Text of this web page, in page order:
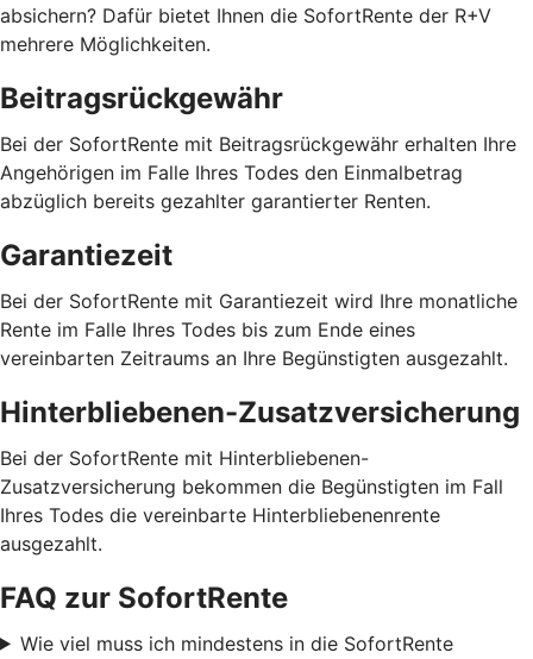
absichern? Dafür bietet Ihnen die SofortRente der R+V
mehrere Möglichkeiten.
Beitragsrückgewähr
Bei der SofortRente mit Beitragsrückgewähr erhalten Ihre
Angehörigen im Falle Ihres Todes den Einmalbetrag
abzüglich bereits gezahlter garantierter Renten.
Garantiezeit
Bei der SofortRente mit Garantiezeit wird Ihre monatliche
Rente im Falle Ihres Todes bis zum Ende eines
vereinbarten Zeitraums an Ihre Begünstigten ausgezahlt.
Hinterbliebenen-Zusatzversicherung
Bei der SofortRente mit Hinterbliebenen-
Zusatzversicherung bekommen die Begünstigten im Fall
Ihres Todes die vereinbarte Hinterbliebenenrente
ausgezahlt.
FAQ zur SofortRente
Wie viel muss ich mindestens in die SofortRente